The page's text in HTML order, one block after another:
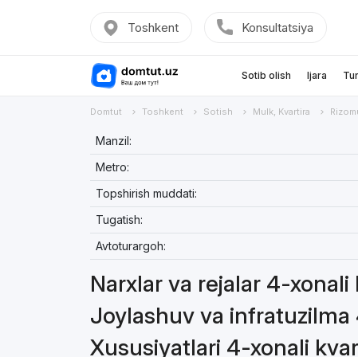
Toshkent Konsultatsiya
Sotib olish Ijara
Domtut Toshkent Sotish Mulk, Kvartira
Manzil:
Metro:
Topshirish muddati:
Tugatish:
Avtoturargoh:
Narxlar va rejalar 4-xonali
Joylashuv va infratuzilma
Xususiyatlari 4-xonali